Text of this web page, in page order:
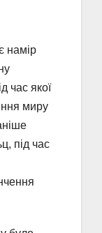
намір
час якої
миру
під час